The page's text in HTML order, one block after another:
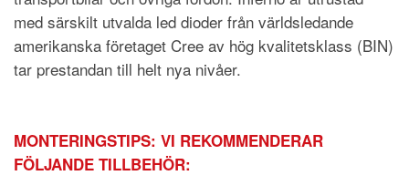
med särskilt utvalda led dioder från världsledande
amerikanska företaget Cree av hög kvalitetsklass (BIN)
tar prestandan till helt nya nivåer.
MONTERINGSTIPS: VI REKOMMENDERAR
FÖLJANDE TILLBEHÖR: